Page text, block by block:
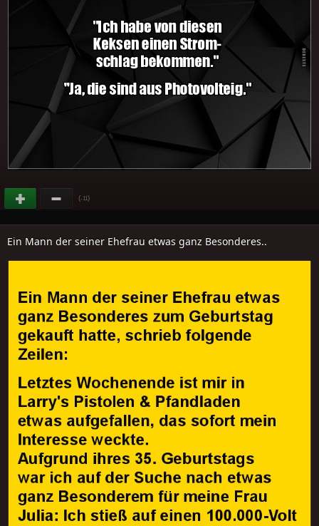
(-11)
Ein Mann der seiner Ehefrau etwas ganz Besonderes..